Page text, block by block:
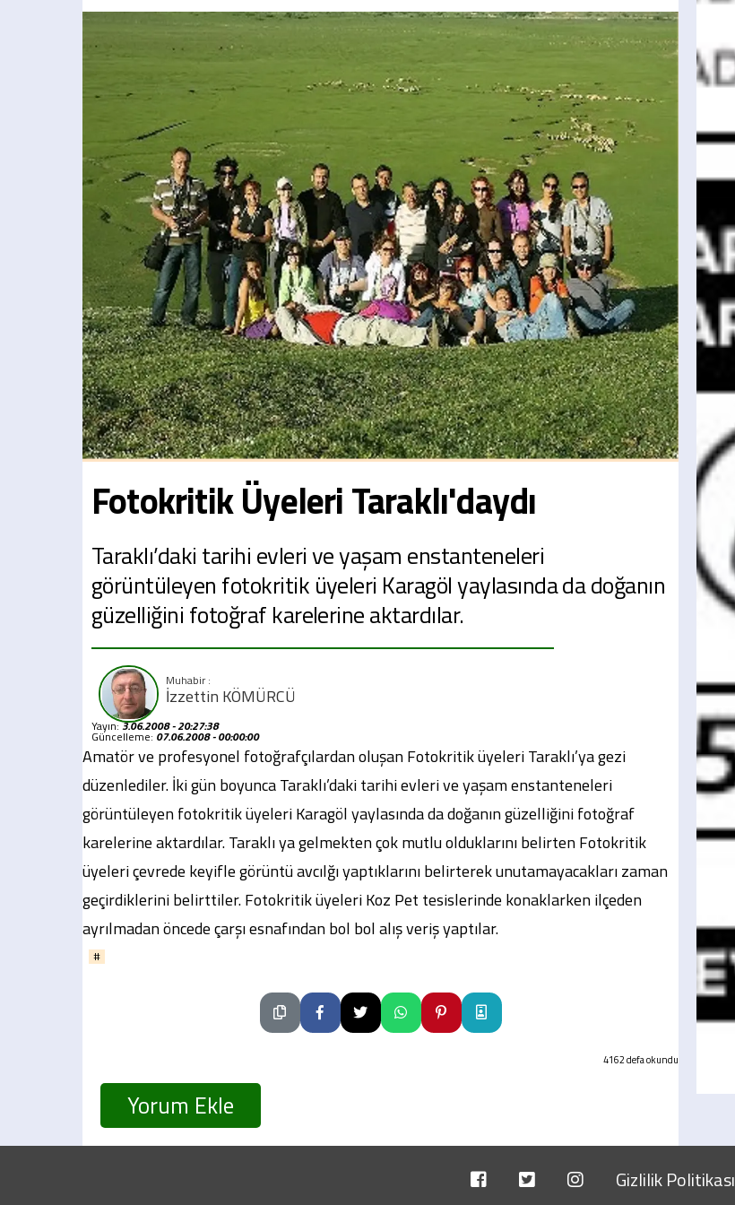
Fotokritik Üyeleri Taraklı'daydı
Taraklı’daki tarihi evleri ve yaşam enstanteneleri
görüntüleyen fotokritik üyeleri Karagöl yaylasında da doğanın
güzelliğini fotoğraf karelerine aktardılar.
İzzettin KÖMÜRCÜ
Yayın:3.06.2008 - 20:27:38
Güncelleme: 07.06.2008 - 00:00:00
Amatör ve profesyonel fotoğrafçılardan oluşan Fotokritik üyeleri Taraklı’ya gezi
düzenlediler. İki gün boyunca Taraklı’daki tarihi evleri ve yaşam enstanteneleri
görüntüleyen fotokritik üyeleri Karagöl yaylasında da doğanın güzelliğini fotoğraf
karelerine aktardılar. Taraklı ya gelmekten çok mutlu olduklarını belirten Fotokritik
üyeleri çevrede keyifle görüntü avcılğı yaptıklarını belirterek unutamayacakları zaman
geçirdiklerini belirttiler. Fotokritik üyeleri Koz Pet tesislerinde konaklarken ilçeden
ayrılmadan öncede çarşı esnafından bol bol alış veriş yaptılar.
#
4162 defa okundu
Yorum Ekle
Gizlilik Politikası